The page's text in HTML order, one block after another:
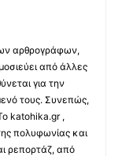
αρθρογράφων,
από άλλες
για την
τους. Συνεπώς,
katohika.gr ,
πολυφωνίας και
ρεπορτάζ, από